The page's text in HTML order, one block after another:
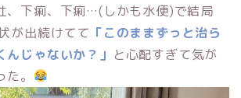
、下痢、下痢…(しかも水便)で結局
が出続けてて 「このままずっと治ら
じゃないか？」 と心配すぎて気が
。